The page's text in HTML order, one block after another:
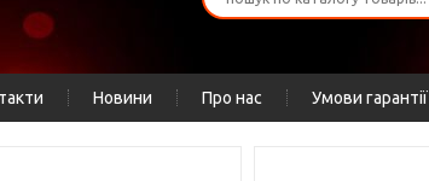
Новини Про нас Умови гарантії